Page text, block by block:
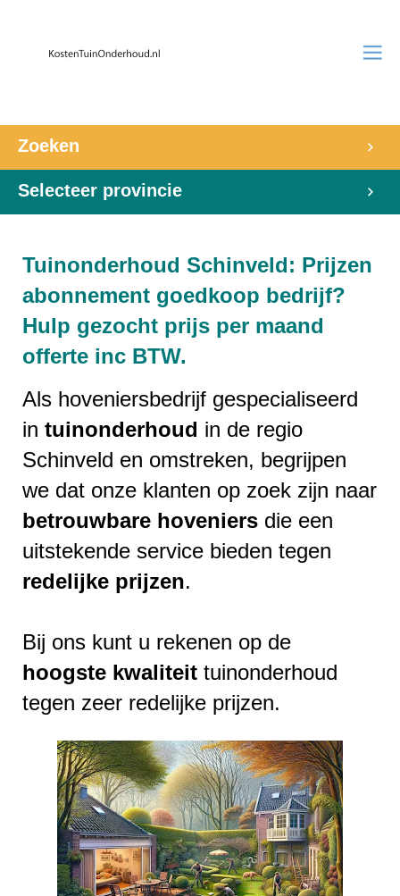
Zoeken
Selecteer provincie
Tuinonderhoud Schinveld: Prijzen
abonnement goedkoop bedrijf?
Hulp gezocht prijs per maand
offerte inc BTW.
Als hoveniersbedrijf gespecialiseerd
in tuinonderhoud in de regio
Schinveld en omstreken, begrijpen
we dat onze klanten op zoek zijn naar
betrouwbare hoveniers die een
uitstekende service bieden tegen
redelijke prijzen.
Bij ons kunt u rekenen op de
hoogste kwaliteit tuinonderhoud
tegen zeer redelijke prijzen.